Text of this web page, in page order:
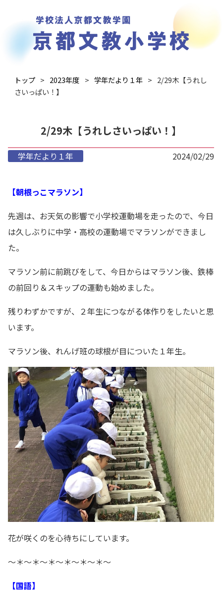
トップ 2023年度 学年だより１年
2/29木【うれし
さいっぱい！】
2/29木【うれしさいっぱい！】
学年だより１年 2024/02/29
【朝根っこマラソン】
先週は、お天気の影響で小学校運動場を走ったので、今日
は久しぶりに中学・高校の運動場でマラソンができまし
た。
マラソン前に前跳びをして、今日からはマラソン後、鉄棒
の前回り＆スキップの運動も始めました。
残りわずかですが、２年生につながる体作りをしたいと思
います。
マラソン後、れんげ班の球根が目についた１年生。
花が咲くのを心待ちにしています。
～＊～＊～＊～＊～＊～＊～
【国語】